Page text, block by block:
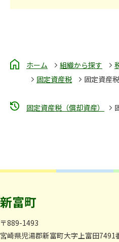
ホーム 組織から探す
固定資産税
固定資産
固定資産税（償却資産）
新富町
〒889-1493
宮崎県児湯郡新富町大字上富田7491